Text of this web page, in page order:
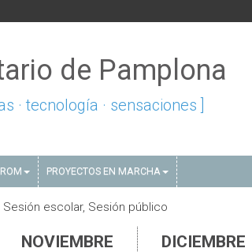
de Pamplona
· tecnología · sensaciones ]
PROYECTOS EN MARCHA
escolar, Sesión público
NOVIEMBRE DICIEMBRE